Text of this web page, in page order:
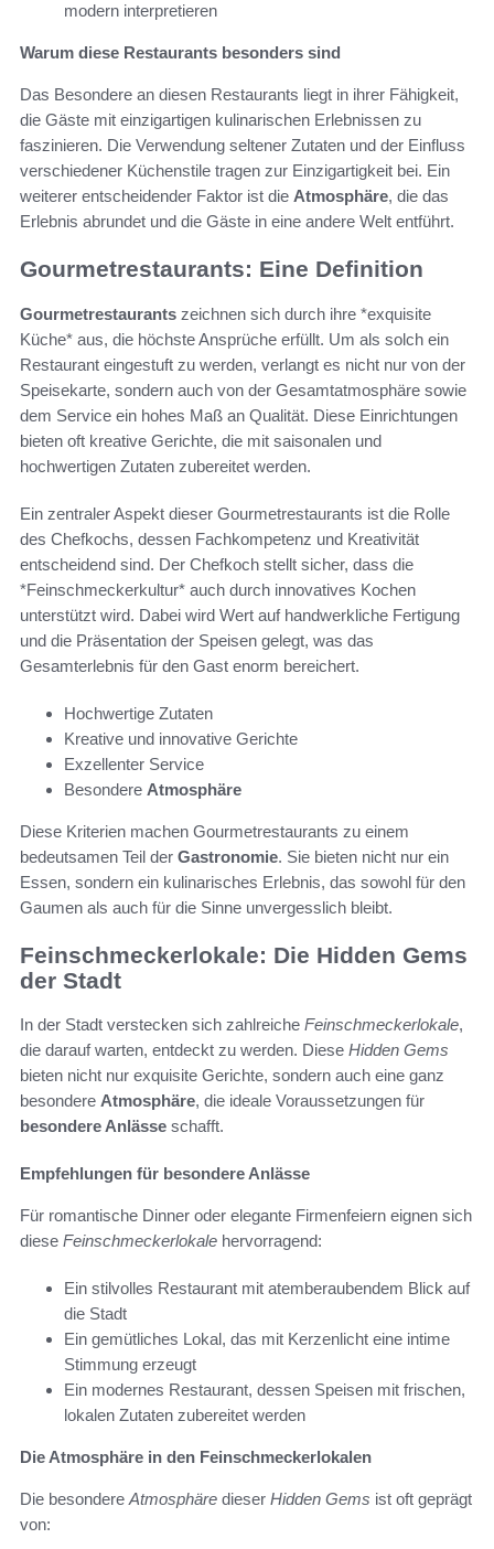
modern interpretieren
Warum diese Restaurants besonders sind
Das Besondere an diesen Restaurants liegt in ihrer Fähigkeit,
die Gäste mit einzigartigen kulinarischen Erlebnissen zu
faszinieren. Die Verwendung seltener Zutaten und der Einfluss
verschiedener Küchenstile tragen zur Einzigartigkeit bei. Ein
weiterer entscheidender Faktor ist die Atmosphäre, die das
Erlebnis abrundet und die Gäste in eine andere Welt entführt.
Gourmetrestaurants: Eine Definition
Gourmetrestaurants zeichnen sich durch ihre *exquisite
Küche* aus, die höchste Ansprüche erfüllt. Um als solch ein
Restaurant eingestuft zu werden, verlangt es nicht nur von der
Speisekarte, sondern auch von der Gesamtatmosphäre sowie
dem Service ein hohes Maß an Qualität. Diese Einrichtungen
bieten oft kreative Gerichte, die mit saisonalen und
hochwertigen Zutaten zubereitet werden.
Ein zentraler Aspekt dieser Gourmetrestaurants ist die Rolle
des Chefkochs, dessen Fachkompetenz und Kreativität
entscheidend sind. Der Chefkoch stellt sicher, dass die
*Feinschmeckerkultur* auch durch innovatives Kochen
unterstützt wird. Dabei wird Wert auf handwerkliche Fertigung
und die Präsentation der Speisen gelegt, was das
Gesamterlebnis für den Gast enorm bereichert.
Hochwertige Zutaten
Kreative und innovative Gerichte
Exzellenter Service
Besondere Atmosphäre
Diese Kriterien machen Gourmetrestaurants zu einem
bedeutsamen Teil der Gastronomie. Sie bieten nicht nur ein
Essen, sondern ein kulinarisches Erlebnis, das sowohl für den
Gaumen als auch für die Sinne unvergesslich bleibt.
Feinschmeckerlokale: Die Hidden Gems
der Stadt
In der Stadt verstecken sich zahlreiche Feinschmeckerlokale,
die darauf warten, entdeckt zu werden. Diese Hidden Gems
bieten nicht nur exquisite Gerichte, sondern auch eine ganz
besondere Atmosphäre, die ideale Voraussetzungen für
besondere Anlässe schafft.
Empfehlungen für besondere Anlässe
Für romantische Dinner oder elegante Firmenfeiern eignen sich
diese Feinschmeckerlokale hervorragend:
Ein stilvolles Restaurant mit atemberaubendem Blick auf
die Stadt
Ein gemütliches Lokal, das mit Kerzenlicht eine intime
Stimmung erzeugt
Ein modernes Restaurant, dessen Speisen mit frischen,
lokalen Zutaten zubereitet werden
Die Atmosphäre in den Feinschmeckerlokalen
Die besondere Atmosphäre dieser Hidden Gems ist oft geprägt
von: